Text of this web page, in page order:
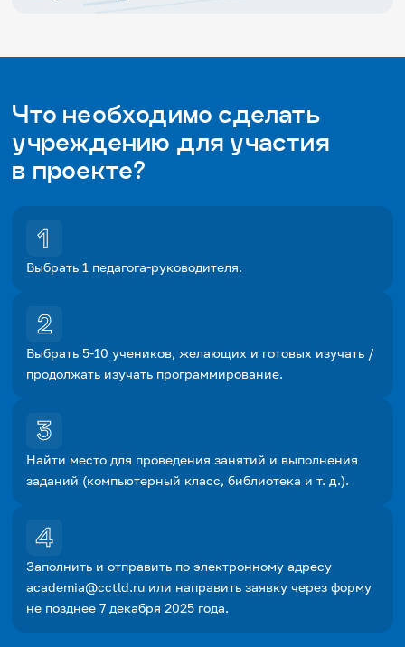
Что необходимо сделать
учреждению для участия
в проекте?
Выбрать 1 педагога-руководителя.
Выбрать 5-10 учеников, желающих и готовых изучать /
продолжать изучать программирование.
Найти место для проведения занятий и выполнения
заданий (компьютерный класс, библиотека и т. д.).
Заполнить и отправить по электронному адресу
academia@cctld.ru или направить заявку через форму
не позднее 7 декабря 2025 года.